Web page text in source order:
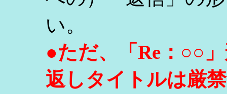
い。
●ただ、「Re：○○
返しタイトルは厳